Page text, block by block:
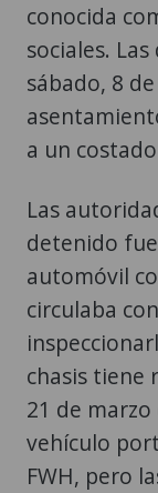
conocida
sociales.
sábado, 8
a un
Las
detenido
automóvil
circulaba
chasis tiene
21 de
vehículo
FWH, pero